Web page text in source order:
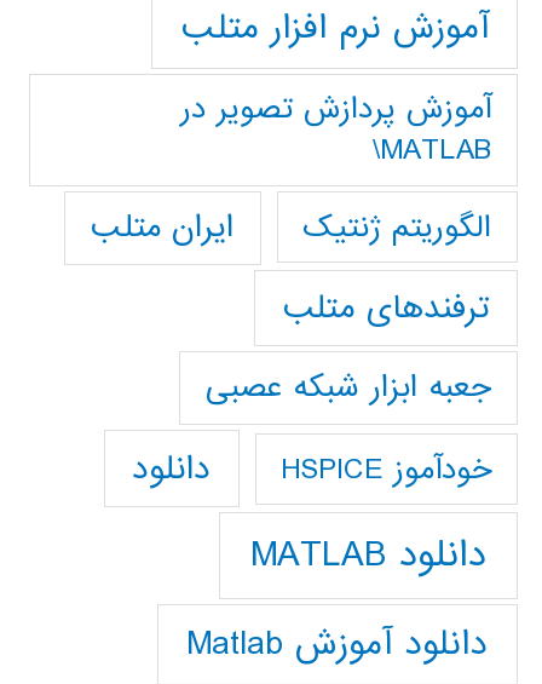
آموزش نرم افزار متلب
آموزش پردازش تصوير در
MATLAB\
الگوریتم ژنتیک
ایران متلب
ترفندهای متلب
جعبه ابزار شبکه عصبی
خودآموز HSPICE دانلود
دانلود MATLAB
دانلود آموزش Matlab